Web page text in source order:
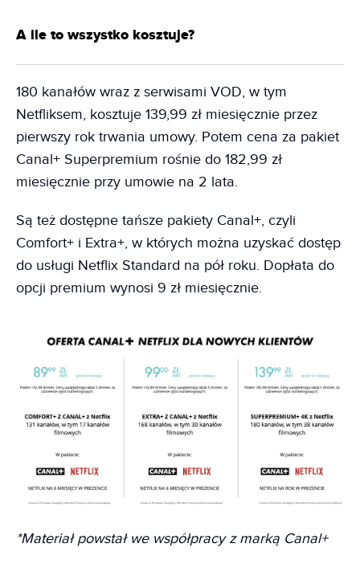
A ile to wszystko kosztuje?
180 kanałów wraz z serwisami VOD, w tym
Netfliksem, kosztuje 139,99 zł miesięcznie przez
pierwszy rok trwania umowy. Potem cena za pakiet
Canal+ Superpremium rośnie do 182,99 zł
miesięcznie przy umowie na 2 lata.
Są też dostępne tańsze pakiety Canal+, czyli
Comfort+ i Extra+, w których można uzyskać dostęp
do usługi Netflix Standard na pół roku. Dopłata do
opcji premium wynosi 9 zł miesięcznie.
*Materiał powstał we współpracy z marką Canal+